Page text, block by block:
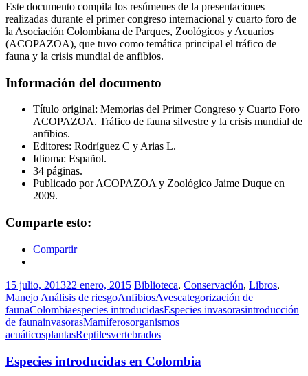
Este documento compila los resúmenes de la presentaciones
realizadas durante el primer congreso internacional y cuarto foro de
la Asociación Colombiana de Parques, Zoológicos y Acuarios
(ACOPAZOA), que tuvo como temática principal el tráfico de
fauna y la crisis mundial de anfibios.
Información del documento
Título original: Memorias del Primer Congreso y Cuarto Foro
ACOPAZOA. Tráfico de fauna silvestre y la crisis mundial de
anfibios.
Editores: Rodríguez C y Arias L.
Idioma: Español.
34 páginas.
Publicado por ACOPAZOA y Zoológico Jaime Duque en
2009.
Comparte esto:
Compartir
15 julio, 201322 enero, 2015 Biblioteca, Conservación, Libros,
Manejo Análisis de riesgoAnfibiosAvescategorización de
faunaColombiaespecies introducidasEspecies invasorasintroducción
de faunainvasorasMamíferosorganismos
acuáticosplantasReptilesvertebrados
Especies introducidas en Colombia